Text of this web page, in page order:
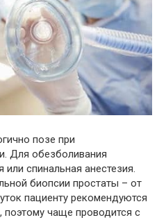
позе при
Для обезболивания
или спинальная анестезия.
биопсии простаты – от
пациенту рекомендуются
чаще проводится с